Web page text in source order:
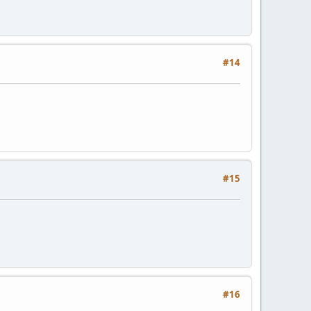
#14
#15
#16